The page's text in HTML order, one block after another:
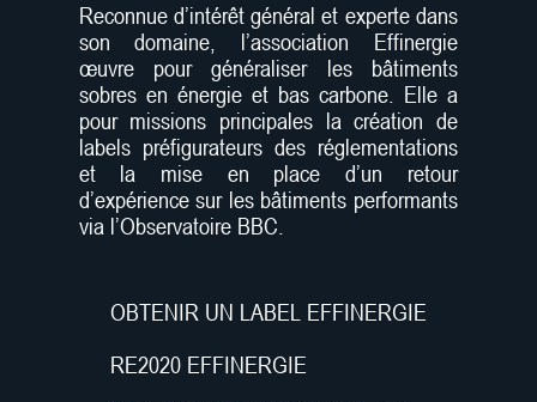
Reconnue d’intérêt général et experte dans
son domaine, l’association Effinergie
œuvre pour généraliser les bâtiments
sobres en énergie et bas carbone. Elle a
pour missions principales la création de
labels préfigurateurs des réglementations
et la mise en place d’un retour
d’expérience sur les bâtiments performants
via l’Observatoire BBC.
OBTENIR UN LABEL EFFINERGIE
RE2020 EFFINERGIE